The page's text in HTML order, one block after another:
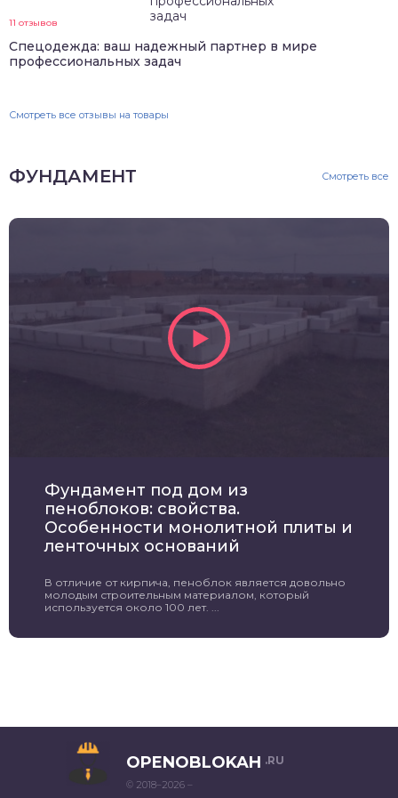
11 отзывов
Спецодежда: ваш надежный партнер в мире
профессиональных задач
Смотреть все отзывы на товары
ФУНДАМЕНТ Смотреть все
Фундамент под дом из
пеноблоков: свойства.
Особенности монолитной плиты и
ленточных оснований
В отличие от кирпича, пеноблок является довольно
молодым строительным материалом, который
используется около 100 лет. ...
OPENOBLOKAH .RU
© 2018–2026 –